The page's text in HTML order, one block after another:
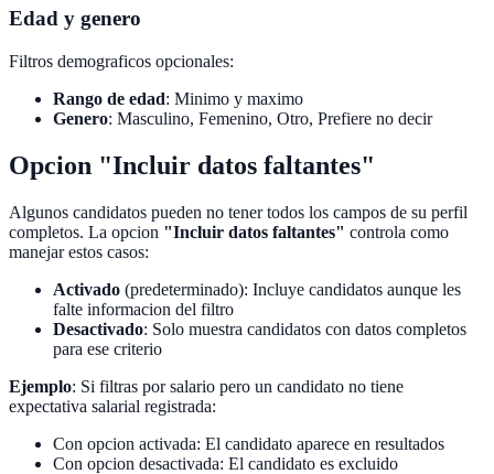
Edad y genero
Filtros demograficos opcionales:
Rango de edad: Minimo y maximo
Genero: Masculino, Femenino, Otro, Prefiere no decir
Opcion "Incluir datos faltantes"
Algunos candidatos pueden no tener todos los campos de su perfil
completos. La opcion "Incluir datos faltantes" controla como
manejar estos casos:
Activado (predeterminado): Incluye candidatos aunque les
falte informacion del filtro
Desactivado: Solo muestra candidatos con datos completos
para ese criterio
Ejemplo: Si filtras por salario pero un candidato no tiene
expectativa salarial registrada:
Con opcion activada: El candidato aparece en resultados
Con opcion desactivada: El candidato es excluido